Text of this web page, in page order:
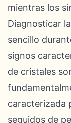
mientras los
Diagnosticar
sencillo
signos
de cristales
caracterizada
seguidos de